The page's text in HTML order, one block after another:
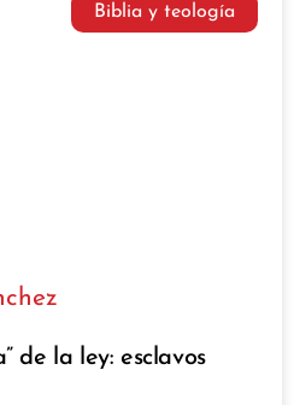
Biblia y teología
de la ley: esclavos